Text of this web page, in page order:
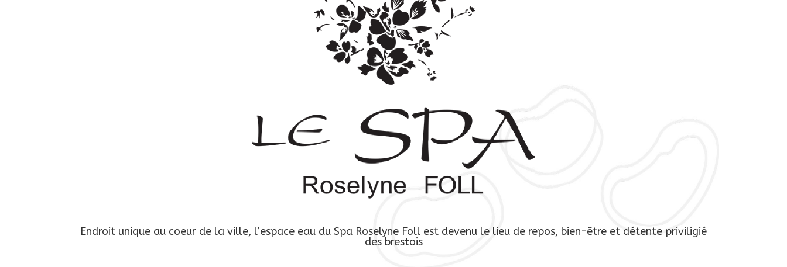
Endroit unique au coeur de la ville, l’espace eau du Spa Roselyne Foll est devenu le lieu de repos, bien-être et détente priviligié
des brestois